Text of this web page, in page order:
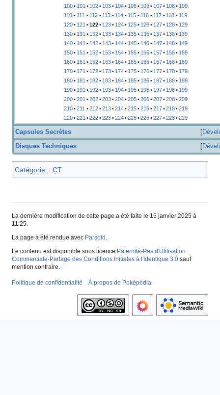
100• 101 • 102• 103• 104• 105• 106• 107• 108• 109
110 • 111 • 112 • 113 • 114 • 115 • 116 • 117 • 118 • 119
120• 121 •122• 123• 124• 125• 126• 127• 128• 129
130• 131 • 132• 133• 134• 135• 136• 137• 138• 139
140• 141 • 142• 143• 144• 145• 146• 147• 148• 149
150• 151 • 152• 153• 154• 155• 156• 157• 158• 159
160• 161 • 162• 163• 164• 165• 166• 167• 168• 169
170• 171 • 172• 173• 174• 175• 176• 177• 178• 179
180• 181 • 182• 183• 184• 185• 186• 187• 188• 189
190• 191 • 192• 193• 194• 195• 196• 197• 198• 199
200•201 •202•203•204•205•206•207•208•209
210•211 •212•213•214•215•216•217•218•219
220•221 •222•223•224•225•226•227•228•229
Capsules Secrètes
Disques Techniques
Catégorie : CT
La dernière modification de cette page a été faite le 15 janvier 2025 à
11:25.
La page a été rendue avec Parsoid .
Le contenu est disponible sous licence Paternité-Pas d'Utilisation
Commerciale-Partage des Conditions Initiales à l'Identique 3.0 sauf
mention contraire.
Politique de confidentialité À propos de Poképédia